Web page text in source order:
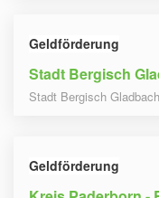
Geldförderung
Stadt Bergisch
Stadt Bergisch Gladbach
Geldförderung